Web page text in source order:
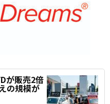
が販売2倍
の規模が